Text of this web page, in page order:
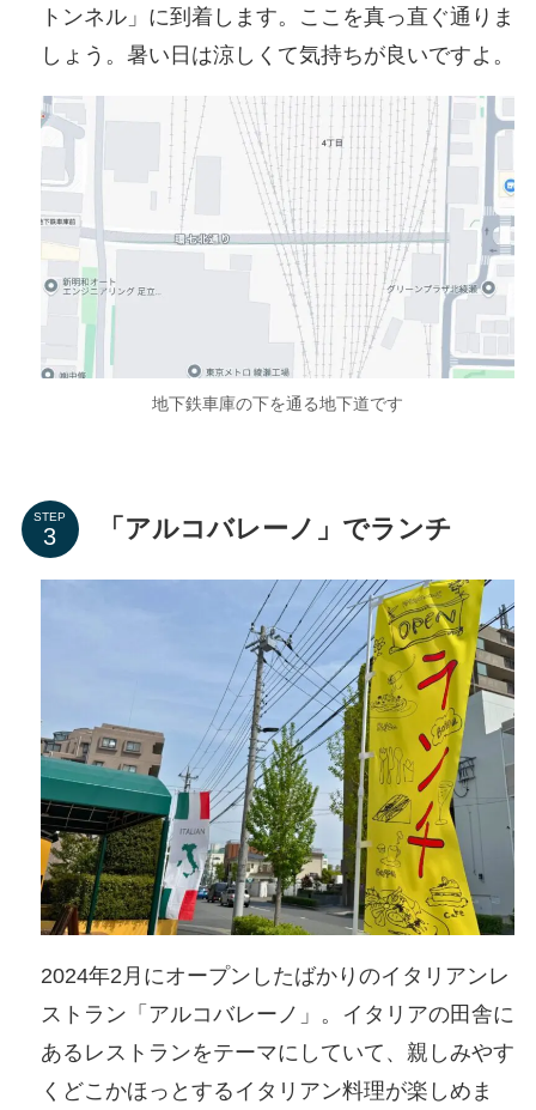
トンネル」に到着します。ここを真っ直ぐ通りま
しょう。暑い日は涼しくて気持ちが良いですよ。
地下鉄車庫の下を通る地下道です
STEP 「アルコバレーノ」でランチ
2024年2月にオープンしたばかりのイタリアンレ
ストラン「アルコバレーノ」。イタリアの田舎に
あるレストランをテーマにしていて、親しみやす
くどこかほっとするイタリアン料理が楽しめま